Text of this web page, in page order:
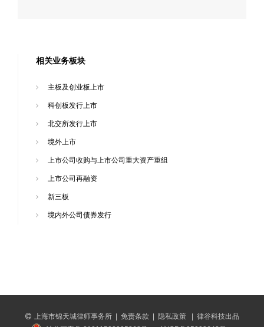
相关业务板块
主板及创业板上市
科创板发行上市
北交所发行上市
境外上市
上市公司收购与上市公司重大资产重组
上市公司再融资
新三板
境内外公司债券发行
上海市锦天城律师事务所 | 免责条款 | 隐私政策 | 律谷科技出品